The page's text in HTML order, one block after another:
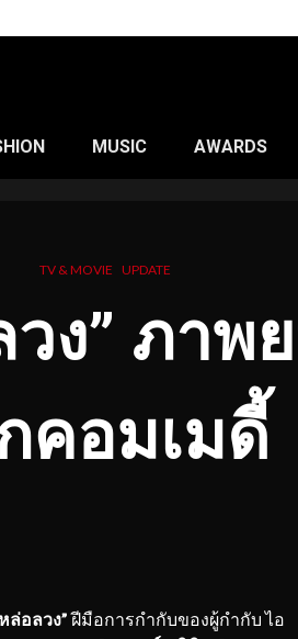
MUSIC AWARDS
TV & MOVIE UPDATE
ง” ภาพ
คอมเมดี้
ล่อลวง”ฝีมือการกำกับของผู้กำกับ ไอ